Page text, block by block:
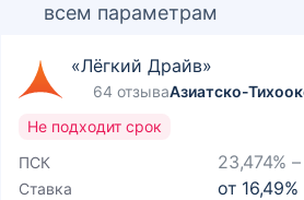
всем параметрам
«Лёгкий Драйв»
64 отзываАзиатско-
ПСК 23,474%
Ставка от 16,49%
Не подходит срок